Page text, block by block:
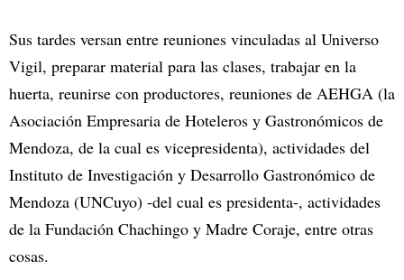
Sus tardes versan entre reuniones vinculadas al Universo
Vigil, preparar material para las clases, trabajar en la
huerta, reunirse con productores, reuniones de AEHGA (la
Asociación Empresaria de Hoteleros y Gastronómicos de
Mendoza, de la cual es vicepresidenta), actividades del
Instituto de Investigación y Desarrollo Gastronómico de
Mendoza (UNCuyo) -del cual es presidenta-, actividades
de la Fundación Chachingo y Madre Coraje, entre otras
cosas.